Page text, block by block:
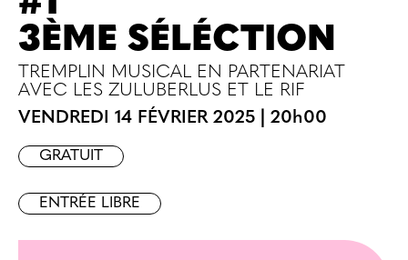
3ÈME SÉLÉCTION
TREMPLIN MUSICAL EN PARTENARIAT
AVEC LES ZULUBERLUS ET LE RIF
VENDREDI 14 FÉVRIER 2025
20h00
GRATUIT
ENTRÉE LIBRE